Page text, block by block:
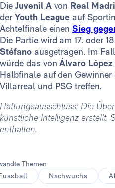
Die Juvenil A von Real
der Youth League auf
Achtelfinale einen Sieg
Die Partie wird am 17. oder
Stéfano ausgetragen. Im
würde das von Álvaro López
Halbfinale auf den Gewinner
Villarreal und PSG treffen.
Haftungsausschluss: Die
künstliche Intelligenz erstellt.
enthalten.
Themen
Nachwuchs